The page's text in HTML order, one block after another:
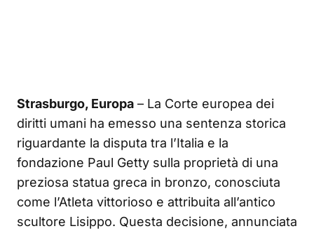
Strasburgo, Europa – La Corte europea dei
diritti umani ha emesso una sentenza storica
riguardante la disputa tra l’Italia e la
fondazione Paul Getty sulla proprietà di una
preziosa statua greca in bronzo, conosciuta
come l’Atleta vittorioso e attribuita all’antico
scultore Lisippo. Questa decisione, annunciata